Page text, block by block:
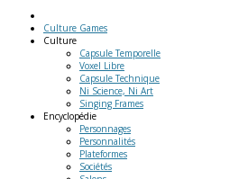
Culture Games
Culture
Capsule Temporelle
Voxel Libre
Capsule Technique
Ni Science, Ni Art
Singing Frames
Encyclopédie
Personnages
Personnalités
Plateformes
Sociétés